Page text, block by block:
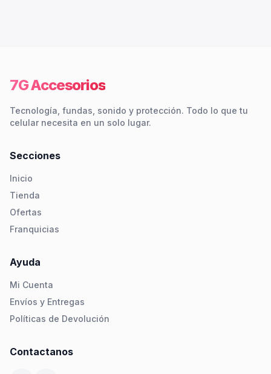
7G Accesorios
Tecnología, fundas, sonido y protección. Todo lo que tu
celular necesita en un solo lugar.
Secciones
Inicio
Tienda
Ofertas
Franquicias
Ayuda
Mi Cuenta
Envíos y Entregas
Políticas de Devolución
Contactanos